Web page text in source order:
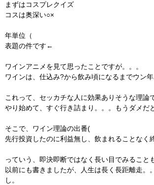
まずはコスプレクイズ
コスは奥深い○×
年単位（
表題の件です←
ワインアニメを見て思ったことですが。。。
ワインは、仕込み?から飲み頃になるまでウン
これって、セッカチな人に効果ありそうな理論
やり始めて、すぐ行き詰まり。。。もうダメだ
そこで、ワイン理論の出番(
先行投資したのに利益無し、飲まれることなく
っていう、即決即断ではなく長い目でみること
以前にも書きましたが、人生は長く長距離走。
し。